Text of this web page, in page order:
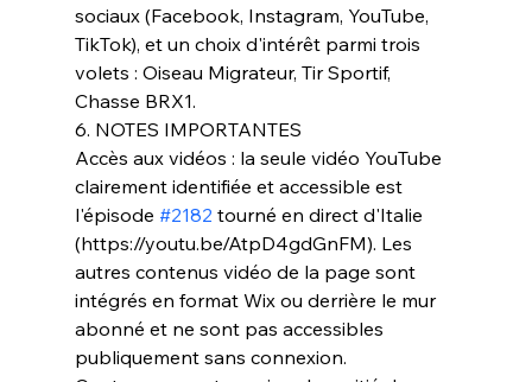
sociaux (Facebook, Instagram, YouTube,
TikTok), et un choix d'intérêt parmi trois
volets : Oiseau Migrateur, Tir Sportif,
Chasse BRX1.
6. NOTES IMPORTANTES
Accès aux vidéos : la seule vidéo YouTube
clairement identifiée et accessible est
l'épisode #2182 tourné en direct d'Italie
(https://youtu.be/AtpD4gdGnFM). Les
autres contenus vidéo de la page sont
intégrés en format Wix ou derrière le mur
abonné et ne sont pas accessibles
publiquement sans connexion.